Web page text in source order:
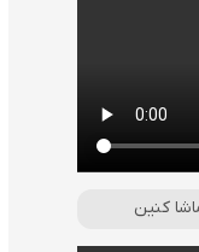
کنین